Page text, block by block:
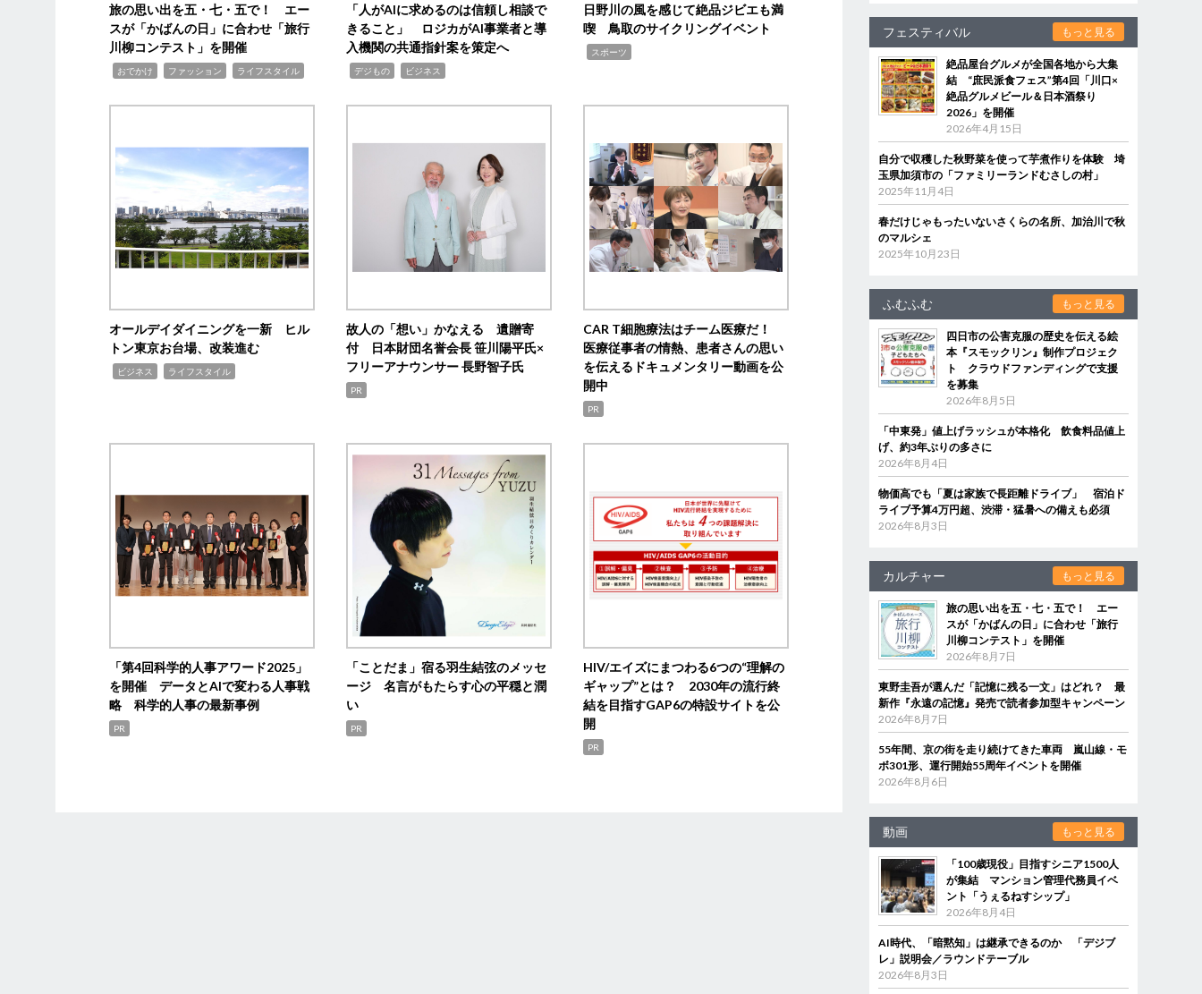
旅の思い出を五・七・五で！ エー
スが「かばんの日」に合わせ「旅行
川柳コンテスト」を開催
おでかけ ファッション ライフスタイル
「人がAIに求めるのは信頼し相談で
きること」 ロジカがAI事業者と導
入機関の共通指針案を策定へ
デジもの ビジネス
日野川の風を感じて絶品ジビエも満
喫 鳥取のサイクリングイベント
スポーツ
オールデイダイニングを一新 ヒル
トン東京お台場、改装進む
ビジネス ライフスタイル
故人の「想い」かなえる 遺贈寄
付 日本財団名誉会長 笹川陽平氏×
フリーアナウンサー 長野智子氏
PR
CAR T細胞療法はチーム医療だ！
医療従事者の情熱、患者さんの思い
を伝えるドキュメンタリー動画を公
開中
PR
「第4回科学的人事アワード2025」
を開催 データとAIで変わる人事戦
略 科学的人事の最新事例
PR
「ことだま」宿る羽生結弦のメッセ
ージ 名言がもたらす心の平穏と潤
い
PR
HIV/エイズにまつわる6つの“理解の
ギャップ”とは？ 2030年の流行終
結を目指すGAP6の特設サイトを公
開
PR
フェスティバル もっと見る
絶品屋台グルメが全国各地から大集
結 “庶民派食フェス”第4回「川口×
絶品グルメビール＆日本酒祭り
2026」を開催
2026年4月15日
自分で収穫した秋野菜を使って芋煮作りを体験 埼
玉県加須市の「ファミリーランドむさしの村」
2025年11月4日
春だけじゃもったいないさくらの名所、加治川で秋
のマルシェ
2025年10月23日
ふむふむ もっと見る
四日市の公害克服の歴史を伝える絵
本『スモックリン』制作プロジェク
ト クラウドファンディングで支援
を募集
2026年8月5日
「中東発」値上げラッシュが本格化 飲食料品値上
げ、約3年ぶりの多さに
2026年8月4日
物価高でも「夏は家族で長距離ドライブ」 宿泊ド
ライブ予算4万円超、渋滞・猛暑への備えも必須
2026年8月3日
カルチャー もっと見る
旅の思い出を五・七・五で！ エー
スが「かばんの日」に合わせ「旅行
川柳コンテスト」を開催
2026年8月7日
東野圭吾が選んだ「記憶に残る一文」はどれ？ 最
新作『永遠の記憶』発売で読者参加型キャンペーン
2026年8月7日
55年間、京の街を走り続けてきた車両 嵐山線・モ
ボ301形、運行開始55周年イベントを開催
2026年8月6日
動画 もっと見る
「100歳現役」目指すシニア1500人
が集結 マンション管理代務員イベ
ント「うぇるねすシップ」
2026年8月4日
AI時代、「暗黙知」は継承できるのか 「デジブ
レ」説明会／ラウンドテーブル
2026年8月3日